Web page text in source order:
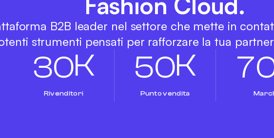
B2B leader nel settore che mette in
strumenti pensati per rafforzare la tua
30K
Rivenditori
50K
Punto vendita
7